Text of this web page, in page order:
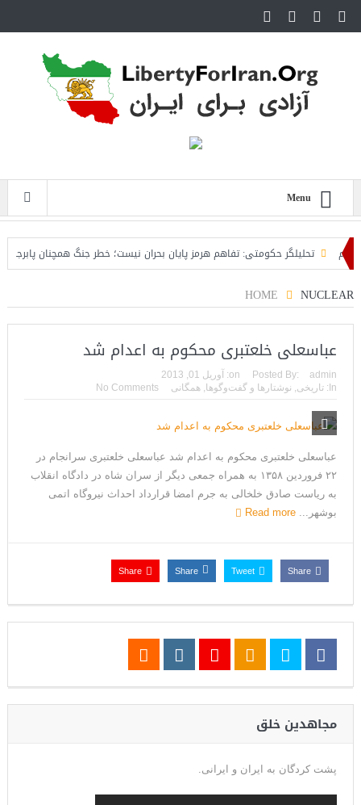
Menu
تحلیلگر حکومتی: تفاهم هرمز پایان بحران نیست؛ خطر جنگ همچنان پابرجاست
HOME NUCLEAR
عباسعلی خلعتبری محکوم به اعدام شد
Posted By: admin
on: آوریل 01, 2013
In: تاریخی نوشتارها و گفت‌وگوها همگانی No Comments
عباسعلی خلعتبری محکوم به اعدام شد عباسعلی خلعتبری سرانجام در
۲۲ فروردین ۱۳۵۸ به همراه جمعی دیگر از سران شاه در دادگاه انقلاب
به ریاست صادق خلخالی به جرم امضا قرارداد احداث نیروگاه اتمی
بوشهر... Read more
Share
Tweet
Share
Share
مجاهدین خلق
پشت کردگان به ایران و ایرانی.